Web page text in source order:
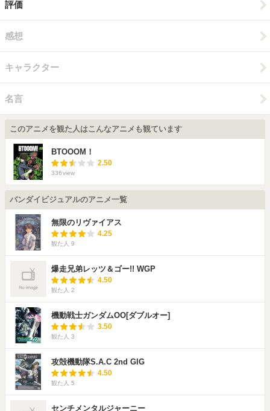
評価
感想
キャラクター
名言
このアニメを観た人はこんなアニメも観ています
BTOOOM！
2.50
336view
バンダイビジュアルのアニメ一覧
無限のリヴァイアス
4.25
観た人 9
爆走兄弟レッツ＆ゴー!! WGP
4.50
観た人 2
機動戦士ガンダムOO[ダブルオー]
3.50
観た人 3
攻殻機動隊S.A.C 2nd GIG
4.50
観た人 5
センチメンタルジャーニー